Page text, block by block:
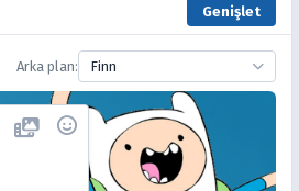
Genişlet
Arka plan: Finn